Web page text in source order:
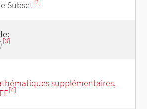
Subset[2]
[3]
supplémentaires,
[4]